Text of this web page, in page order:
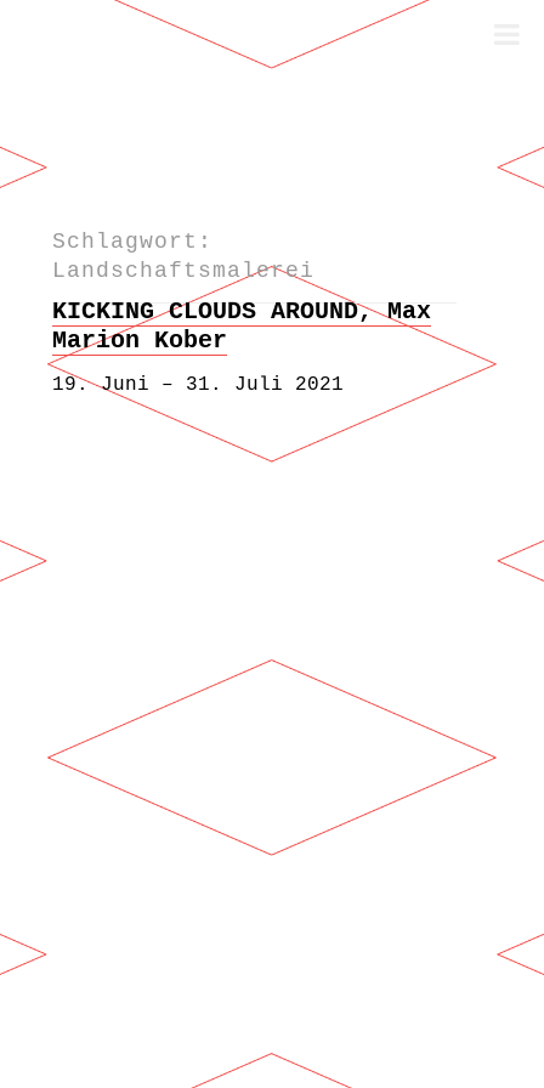
Zum Inhalt springen
Schlagwort:
Landschaftsmalerei
KICKING CLOUDS AROUND, Max
Marion Kober
19. Juni – 31. Juli 2021